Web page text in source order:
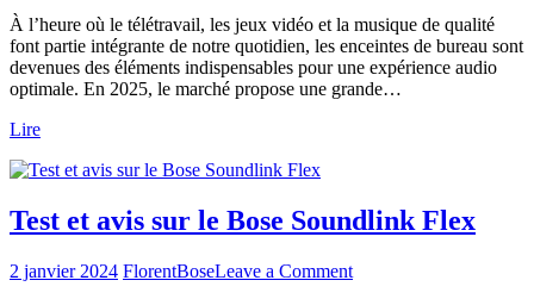
Meilleures
Enceintes
de
et
Comparatif
À l’heure où le télétravail, les jeux vidéo et la musique de qualité
font partie intégrante de notre quotidien, les enceintes de bureau sont
devenues des éléments indispensables pour une expérience audio
optimale. En 2025, le marché propose une grande…
Lire
Test et avis sur le Bose Soundlink Flex
2 janvier 2024 FlorentBoseLeave a Commenton